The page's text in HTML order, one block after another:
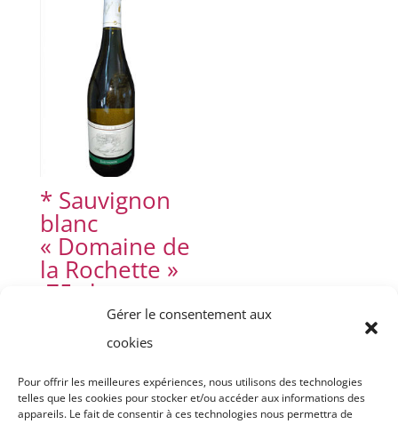
Gérer le consentement aux
cookies
Pour offrir les meilleures expériences, nous utilisons des technologies
telles que les cookies pour stocker et/ou accéder aux informations des
appareils. Le fait de consentir à ces technologies nous permettra de
* Sauvignon
blanc
« Domaine de
la Rochette »
75 cl
Accueil Plateaux repas